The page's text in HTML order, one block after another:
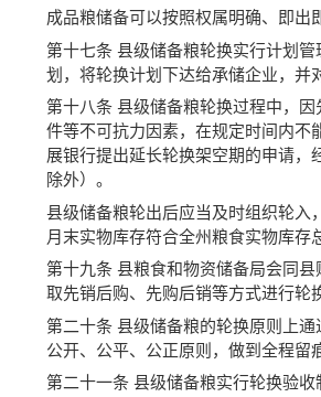
成品粮储备可以按照权属明确、即出
第十七条 县级储备粮轮换实行计划
划，将轮换计划下达给承储企业，并
第十八条 县级储备粮轮换过程中，
件等不可抗力因素，在规定时间内不
展银行提出延长轮换架空期的申请，
除外）。
县级储备粮轮出后应当及时组织轮入
月末实物库存符合全州粮食实物库存
第十九条 县粮食和物资储备局会同
取先销后购、先购后销等方式进行轮
第二十条 县级储备粮的轮换原则上
公开、公平、公正原则，做到全程留
第二十一条 县级储备粮实行轮换验